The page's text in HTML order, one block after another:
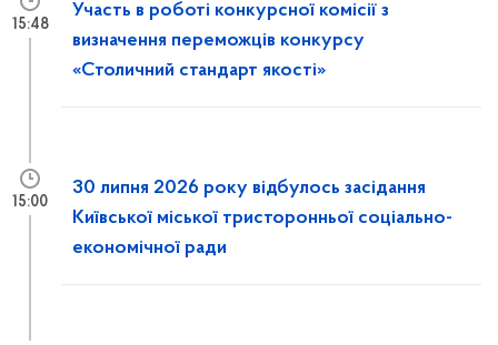
Участь в роботі конкурсної комісії з
визначення переможців конкурсу
«Столичний стандарт якості»
15:48
30 липня 2026 року відбулось засідання
Київської міської тристоронньої соціально-
економічної ради
15:00